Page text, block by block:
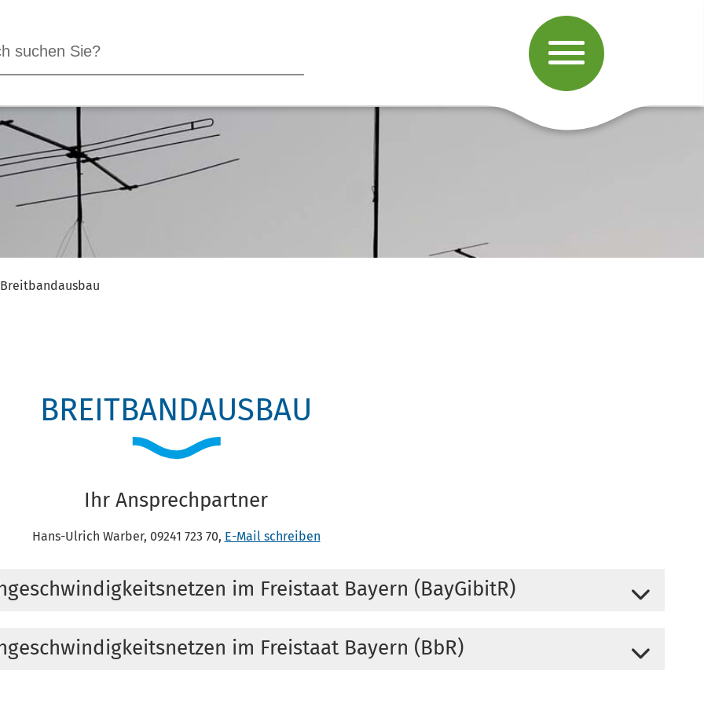
Breitbandausbau
BREITBANDAUSBAU
Ihr Ansprechpartner
Hans-Ulrich Warber, 09241 723 70, E-Mail schreiben
im Freistaat Bayern (BayGibitR)
des Freistaates Bayern gemäß "Richtlinie zur Förderung des Aufbaus von gigabitfähigen
– BayGibitR)".
im Freistaat Bayern (BbR)